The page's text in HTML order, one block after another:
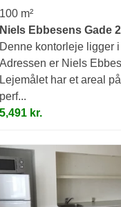
100 m²
Niels Ebbesens Gade
Denne kontorleje ligger
Adressen er Niels
Lejemålet har et areal
perf...
5,491 kr.